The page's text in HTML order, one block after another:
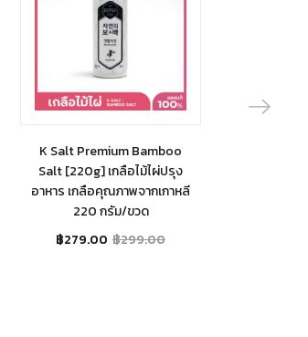
K Salt Premium Bamboo
Salt [220g] เกลือไม้ไผ่ปรุง
อาหาร เกลือคุณภาพจากเกาหลี
220 กรัม/ขวด
฿279.00 ฿299.00